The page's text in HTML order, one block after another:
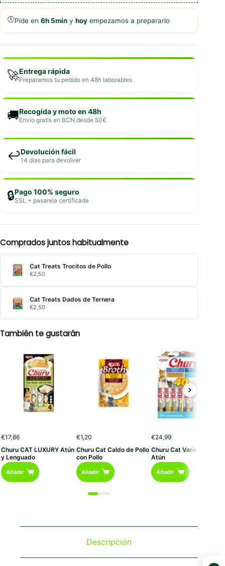
🕔Pide en 6h 5min y hoy empezamos a prepararlo
🚀Entrega rápida
Preparamos tu pedido en 48h laborables
🚚Recogida y moto en 48h
Envío gratis en BCN desde 50€
↩️Devolución fácil
14 días para devolver
🔒Pago 100% seguro
SSL + pasarela certificada
Comprados juntos habitualmente
Cat Treats Trocitos de Pollo
€2,50
Cat Treats Dados de Ternera
€2,50
También te gustarán
€17,86
Churu CAT LUXURY Atún
y Lenguado
Añadir
€1,20
Churu Cat Caldo de Pollo
con Pollo
Añadir
€24,99
Churu Cat Variedades
Atún
Añadir
Descripción